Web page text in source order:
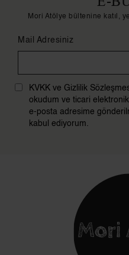
Mori Atölye bültenine katıl,
Mail Adresiniz
KVKK ve Gizlilik
okudum ve ticari
e-posta adresime
kabul ediyorum.